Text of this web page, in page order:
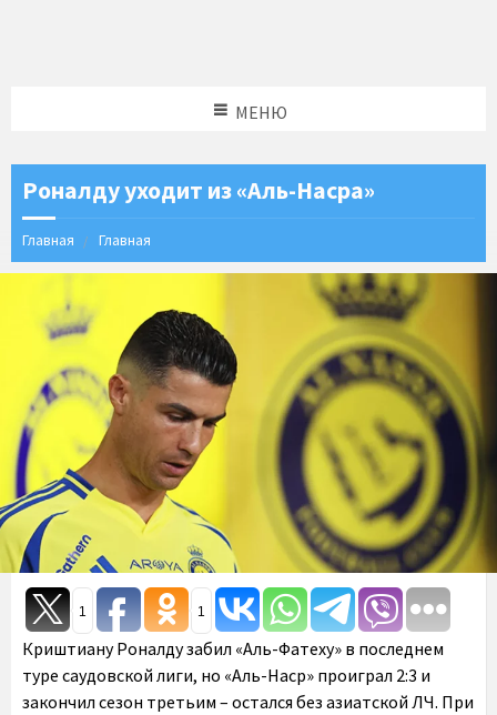
МЕНЮ
Роналду уходит из «Аль-Насра»
Главная Главная
1 1
Криштиану Роналду забил «Аль-Фатеху» в последнем
туре саудовской лиги, но «Аль-Наср» проиграл 2:3 и
закончил сезон третьим – остался без азиатской ЛЧ. При